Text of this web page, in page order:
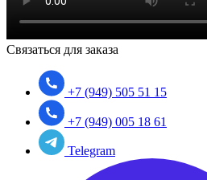
Связаться для заказа
+7 (949) 505 51 15
+7 (949) 005 18 61
Telegram